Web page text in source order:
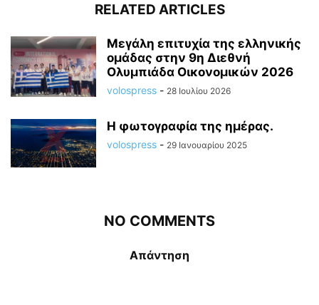
RELATED ARTICLES
Μεγάλη επιτυχία της ελληνικής
ομάδας στην 9η Διεθνή
Ολυμπιάδα Οικονομικών 2026
volospress - 28 Ιουλίου 2026
Η φωτογραφία της ημέρας.
volospress - 29 Ιανουαρίου 2025
NO COMMENTS
Απάντηση